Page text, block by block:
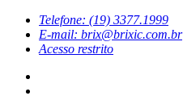
Telefone: (19) 3377.1999
E-mail: brix@brixic.com.br
Acesso restrito